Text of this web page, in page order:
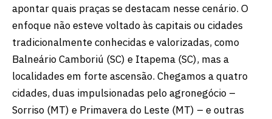
apontar quais praças se destacam nesse cenário. O
enfoque não esteve voltado às capitais ou cidades
tradicionalmente conhecidas e valorizadas, como
Balneário Camboriú (SC) e Itapema (SC), mas a
localidades em forte ascensão. Chegamos a quatro
cidades, duas impulsionadas pelo agronegócio –
Sorriso (MT) e Primavera do Leste (MT) – e outras